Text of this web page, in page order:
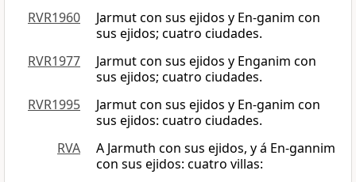
RVR1960
Jarmut con sus ejidos y En-ganim con
sus ejidos; cuatro ciudades.
RVR1977
Jarmut con sus ejidos y Enganim con
sus ejidos; cuatro ciudades.
RVR1995
Jarmut con sus ejidos y En-ganim con
sus ejidos: cuatro ciudades.
RVA
A Jarmuth con sus ejidos, y á En-gannim
con sus ejidos: cuatro villas: